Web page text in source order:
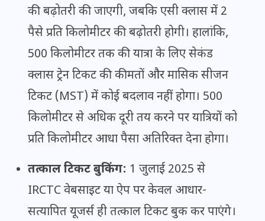
की बढ़ोतरी की जाएगी, जबकि एसी क्लास में 2
पैसे प्रति किलोमीटर की बढ़ोतरी होगी। हालांकि,
500 किलोमीटर तक की यात्रा के लिए सेकंड
क्लास ट्रेन टिकट की कीमतों और मासिक सीजन
टिकट (MST) में कोई बदलाव नहीं होगा। 500
किलोमीटर से अधिक दूरी तय करने पर यात्रियों को
प्रति किलोमीटर आधा पैसा अतिरिक्त देना होगा।
तत्काल टिकट बुकिंग: 1 जुलाई 2025 से
IRCTC वेबसाइट या ऐप पर केवल आधार-
सत्यापित यूजर्स ही तत्काल टिकट बुक कर पाएंगे।